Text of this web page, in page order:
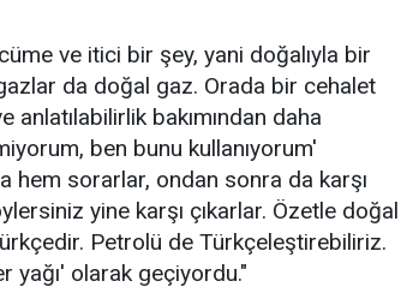
ve itici bir şey, yani doğalıyla bir
da doğal gaz. Orada bir cehalet
anlatılabilirlik bakımından daha
ben bunu kullanıyorum'
hem sorarlar, ondan sonra da karşı
yine karşı çıkarlar. Özetle doğal
Petrolü de Türkçeleştirebiliriz.
yağı' olarak geçiyordu."